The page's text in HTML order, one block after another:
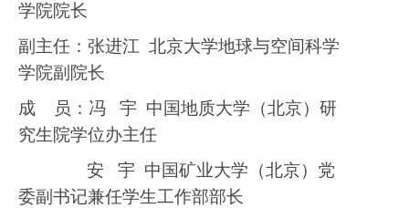
学院院长
副主任：张进江 北京大学地球与空间科学
学院副院长
成
员： 冯 宇 中国地质大学（北京）研
究生院学位办主任
安
宇 中国矿业大学（北京）党
委副书记兼任学生工作部部长